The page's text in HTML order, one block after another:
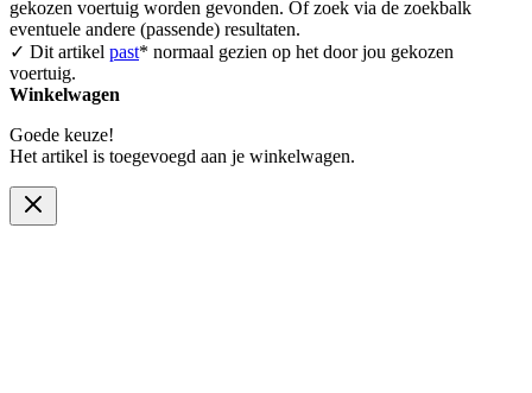
gekozen voertuig worden gevonden. Of zoek via de zoekbalk
eventuele andere (passende) resultaten.
✓ Dit artikel past* normaal gezien op het door jou gekozen
voertuig.
Winkelwagen
Goede keuze!
Het artikel is toegevoegd aan je winkelwagen.